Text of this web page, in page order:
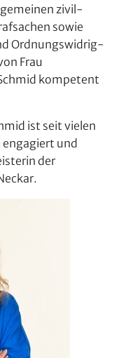
zivil­
sowie
Ordnungs­widrig­
Frau
kompetent
ist seit vielen
und
der